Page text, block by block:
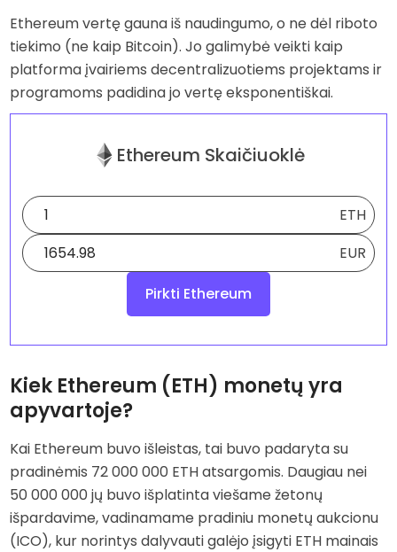
Ethereum vertę gauna iš naudingumo, o ne dėl riboto
tiekimo (ne kaip Bitcoin). Jo galimybė veikti kaip
platforma įvairiems decentralizuotiems projektams ir
programoms padidina jo vertę eksponentiškai.
Ethereum Skaičiuoklė
ETH
EUR
Pirkti Ethereum
Kiek Ethereum (ETH) monetų yra
apyvartoje?
Kai Ethereum buvo išleistas, tai buvo padaryta su
pradinėmis 72 000 000 ETH atsargomis. Daugiau nei
50 000 000 jų buvo išplatinta viešame žetonų
išpardavime, vadinamame pradiniu monetų aukcionu
(ICO), kur norintys dalyvauti galėjo įsigyti ETH mainais